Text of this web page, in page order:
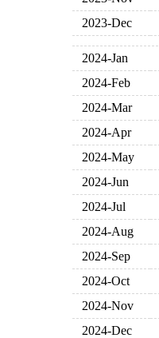
2023-Dec
2024-Jan
2024-Feb
2024-Mar
2024-Apr
2024-May
2024-Jun
2024-Jul
2024-Aug
2024-Sep
2024-Oct
2024-Nov
2024-Dec